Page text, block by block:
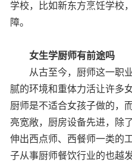
学校，比如新东方烹饪学校
障。
女生学厨师有前途吗
从古至今，厨师这一职业
腻的环境和重体力活让许多
厨师是不适合女孩子做的，
亮宽敞，厨房设备先进，除
伸出西点师、西餐师一类的
子从事厨师餐饮行业的也越